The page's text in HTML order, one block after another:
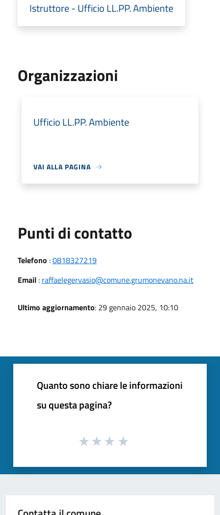
Istruttore - Ufficio LL.PP. Ambiente
Organizzazioni
Ufficio LL.PP. Ambiente
VAI ALLA PAGINA
Punti di contatto
Telefono :0818327219
Email : raffaelegervasio@comune.grumonevano.na.it
Ultimo aggiornamento: 29 gennaio 2025, 10:10
Quanto sono chiare le informazioni
su questa pagina?